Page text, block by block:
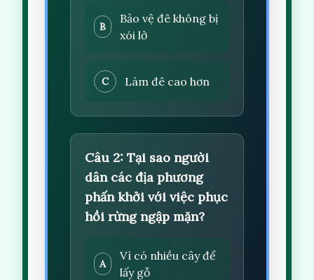
B
Bảo vệ đê không bị
xói lở
C Làm đê cao hơn
Câu 2: Tại sao người
dân các địa phương
phấn khởi với việc phục
hồi rừng ngập mặn?
A
Vì có nhiều cây để
lấy gỗ